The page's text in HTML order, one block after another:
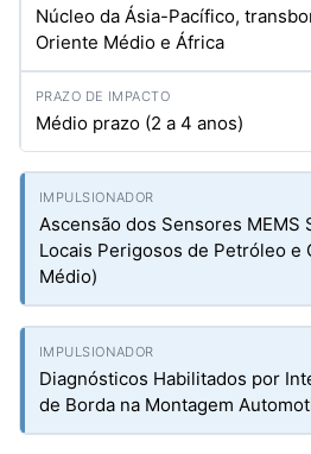
Núcleo da Ásia-Pacífico,
Oriente Médio e África
Médio prazo (2 a 4 anos)
Ascensão dos Sensores MEMS
Locais Perigosos de Petróleo e
Médio)
Diagnósticos Habilitados por
de Borda na Montagem